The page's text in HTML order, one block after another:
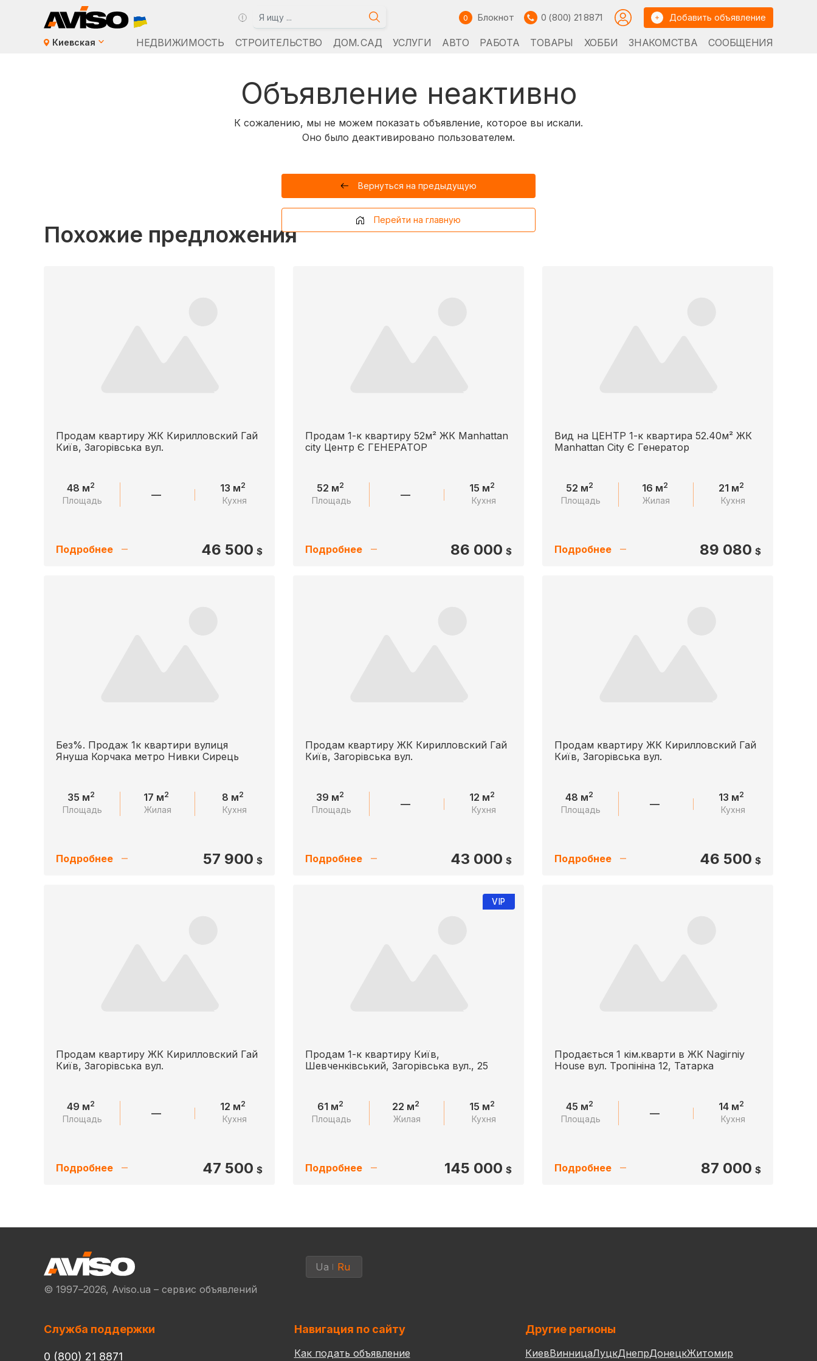
0 Блокнот 0 (800) 21 8871 Добавить объявление
Киевская НЕДВИЖИМОСТЬ СТРОИТЕЛЬСТВО ДОМ. САД УСЛУГИ АВТО РАБОТА ТОВАРЫ ХОББИ ЗНАКОМСТВА СООБЩЕНИЯ
Объявление неактивно
К сожалению, мы не можем показать объявление, которое вы искали.
Оно было деактивировано пользователем.
Вернуться на предыдущую
Перейти на главную
Похожие предложения
Продам квартиру ЖК Кирилловский Гай
Київ, Загорівська вул.
48 м2
Площадь —
13 м2
Кухня
Подробнее 46 500 $
Продам 1-к квартиру 52м² ЖК Manhattan
city Центр Є ГЕНЕРАТОР
52 м2
Площадь —
15 м2
Кухня
Подробнее 86 000 $
Вид на ЦЕНТР 1-к квартира 52.40м² ЖК
Manhattan City Є Генератор
52 м2
Площадь
16 м2
Жилая
21 м2
Кухня
Подробнее 89 080 $
Без%. Продаж 1к квартири вулиця
Януша Корчака метро Нивки Сирець
35 м2
Площадь
17 м2
Жилая
8 м2
Кухня
Подробнее 57 900 $
Продам квартиру ЖК Кирилловский Гай
Київ, Загорівська вул.
39 м2
Площадь —
12 м2
Кухня
Подробнее 43 000 $
Продам квартиру ЖК Кирилловский Гай
Київ, Загорівська вул.
48 м2
Площадь —
13 м2
Кухня
Подробнее 46 500 $
Продам квартиру ЖК Кирилловский Гай
Київ, Загорівська вул.
49 м2
Площадь —
12 м2
Кухня
Подробнее 47 500 $
VIP
Продам 1-к квартиру Київ,
Шевченківський, Загорівська вул., 25
61 м2
Площадь
22 м2
Жилая
15 м2
Кухня
Подробнее 145 000 $
Продається 1 кім.кварти в ЖК Nagirniy
House вул. Тропініна 12, Татарка
45 м2
Площадь —
14 м2
Кухня
Подробнее 87 000 $
© 1997–2026, Aviso.ua – сервис объявлений
Ua Ru
Служба поддержки
0 (800) 21 8871
Навигация по сайту
Как подать объявление
Другие регионы
КиевВинницаЛуцкДнепрДонецкЖитомир